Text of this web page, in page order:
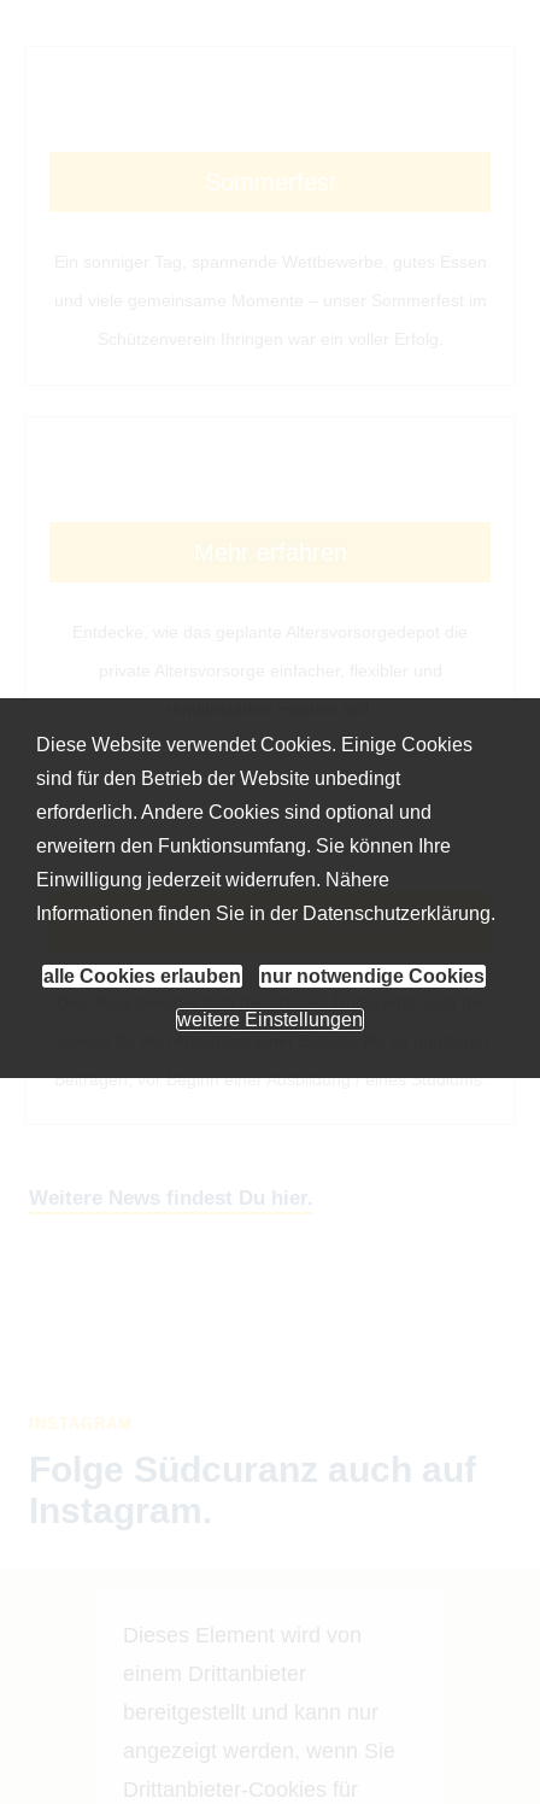
Sommerfest
Mehr erfahren
Schüler-Berufsunfähigkeit
Beiträgen, vor Beginn einer Ausbildung / eines Studiums.
Weitere News findest Du hier.
INSTAGRAM
Folge Südcuranz auch auf
Instagram.
Dieses Element wird von
einem Drittanbieter
bereitgestellt und kann nur
angezeigt werden, wenn Sie
Drittanbieter-Cookies für
Diese Website verwendet Cookies. Einige Cookies
sind für den Betrieb der Website unbedingt
erforderlich. Andere Cookies sind optional und
erweitern den Funktionsumfang. Sie können Ihre
Einwilligung jederzeit widerrufen. Nähere
Informationen finden Sie in der Datenschutzerklärung.
alle Cookies erlauben nur notwendige Cookies
weitere Einstellungen